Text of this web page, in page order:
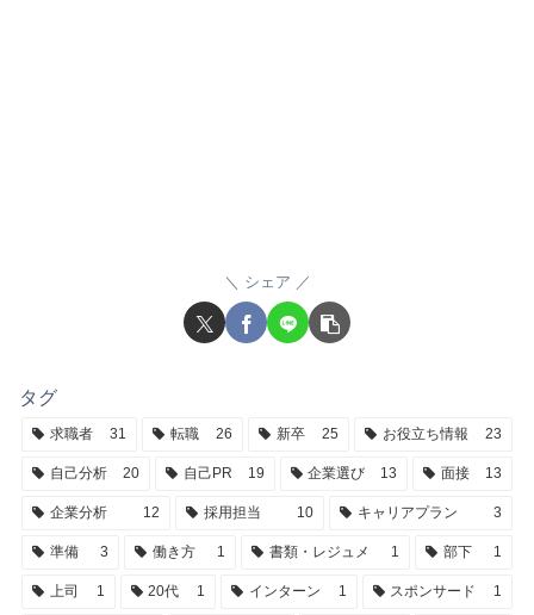
シェア
タグ
求職者 31 転職 26 新卒 25 お役立ち情報 23
自己分析 20 自己PR 19 企業選び 13 面接 13
企業分析 12 採用担当 10 キャリアプラン 3
準備 3 働き方 1 書類・レジュメ 1 部下 1
上司 1 20代 1 インターン 1 スポンサード 1